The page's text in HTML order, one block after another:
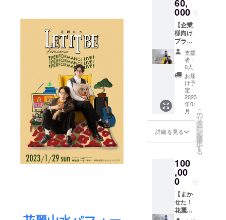
方法］
2023年
2月
~2024
年2月予
定 /文字
のみの
掲載
れるも
のです
サイズ
のみの
数量限
定販売
となり
ます。
サイズ
をお選
びいた
だける
のはこ
ちらの
リター
ンのみ
承くだ
さい。
※備考欄
の内容
を必ず
ご記載
ナーレ
衣装に
お名前
記載＆
記念品
プレゼ
ント）
記念品
＝フィ
ナーレ
衣装と
同デザ
インのT
シャツ
Let it
be.公式
ロー
ル、
フィ
ナーレ
着用衣
装に お
名前と
60,
000 円
【企業
様向け
プラ
ン】 ●
リター
ン内容
・御社
製品の
配布、
CM放映
"Let it
be."会
場に
て、企
業様の
試供品
等を配
布、ま
た開場
中企業
様のCM
を放映
支援
者：
0人
お届
け予
定：
2023
年01
月
詳細を見る
こ
の
リ
タ
ー
ン
を
選
択
す
る
100
,00
0 円
【まか
せた！
花麗山